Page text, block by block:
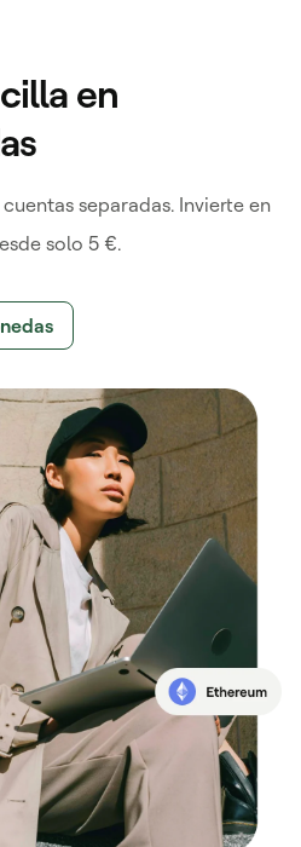
en
separadas. Invierte en
solo 5 €.